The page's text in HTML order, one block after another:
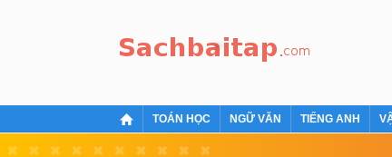
TOÁN HỌC NGỮ VĂN TIẾNG ANH